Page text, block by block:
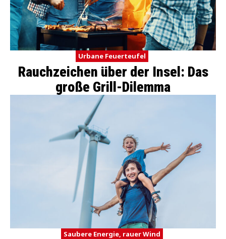
Urbane Feuerteufel
Rauchzeichen über der Insel: Das
große Grill-Dilemma
Saubere Energie, rauer Wind